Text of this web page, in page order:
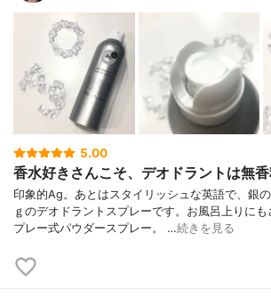
5.00
香水好きさんこそ、デオドラントは無
印象的Ag。あとはスタイリッシュな英語で、銀
ｇのデオドラントスプレーです。お風呂上りに
プレー式パウダースプレー。 …続きを見る